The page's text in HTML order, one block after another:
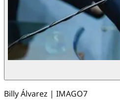
Billy Álvarez | IMAGO7